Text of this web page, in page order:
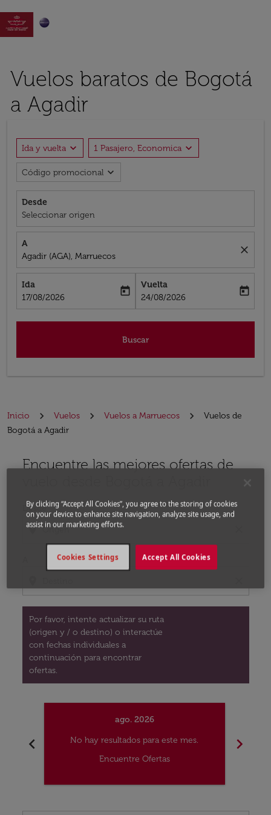

Vuelos baratos de Bogotá
a Agadir
Ida y vuelta expand_more 1 Pasajero, Economica expand_more
Código promocional expand_more
Desde
Seleccionar origen
A
Agadir (AGA), Marruecos
close
Ida
fc-booking-departure-date-aria-label
17/08/2026
today
Vuelta
fc-booking-return-date-aria-label
24/08/2026
today
Buscar
Inicio Vuelos Vuelos a Marruecos
Vuelos de
Bogotá a Agadir
Encuentre las mejores ofertas de
Desde
location_on
Por favor, intente actualizar su ruta
(origen y / o destino) o interactúe
con fechas individuales a
continuación para encontrar
ofertas.
Por favor, intente actualizar su ruta (origen y / o
chevron_left
ago. 2026
No hay resultados para este mes.
Encuentre Ofertas
chevron_right
By clicking “Accept All Cookies”, you agree to the storing of cookies
on your device to enhance site navigation, analyze site usage, and
assist in our marketing efforts.
Accept All Cookies
Cookies Settings